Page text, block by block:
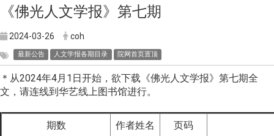
《佛光人文学报》第七期
2024-03-26 coh
最新公告 人文学报各期目录 院网首页置顶
＊从2024年4月1日开始，欲下载《佛光人文学报》第七期全
文，请连线到华艺线上图书馆进行。
期数 作者姓名 页码